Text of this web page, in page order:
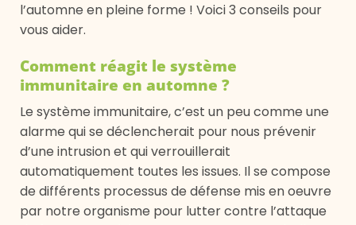
l’automne en pleine forme ! Voici 3 conseils pour
vous aider.
Comment réagit le système
immunitaire en automne ?
Le système immunitaire, c’est un peu comme une
alarme qui se déclencherait pour nous prévenir
d’une intrusion et qui verrouillerait
automatiquement toutes les issues. Il se compose
de différents processus de défense mis en oeuvre
par notre organisme pour lutter contre l’attaque